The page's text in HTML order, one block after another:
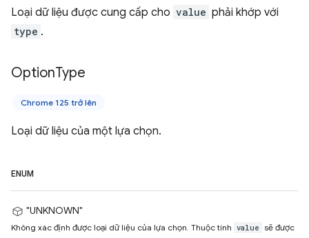
Loại dữ liệu được cung cấp cho value phải khớp với
type .
OptionType
Chrome 125 trở lên
Loại dữ liệu của một lựa chọn.
ENUM
"UNKNOWN"
Không xác định được loại dữ liệu của lựa chọn. Thuộc tính value
sẽ được